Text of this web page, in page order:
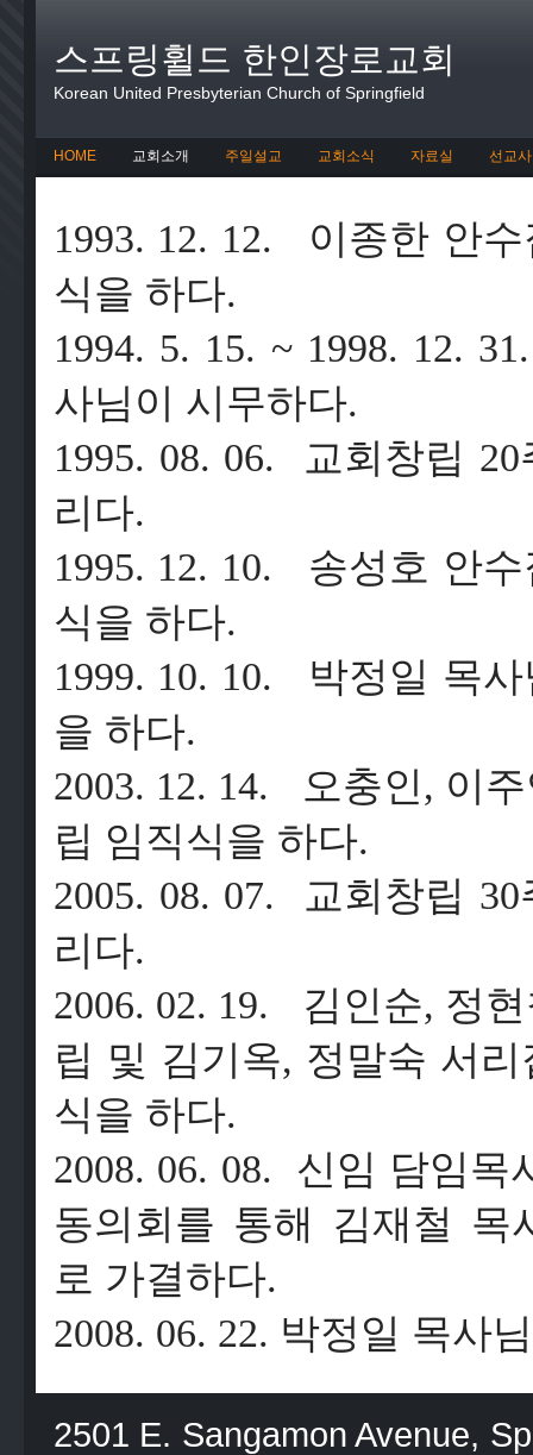
스프링휠드 한인장로교회
Korean United Presbyterian Church of Springfield
HOME 교회소개 주일설교 교회소식 자료실 선교
1993. 12. 12. 이종한 안
식을 하다.
1994. 5. 15. ~ 1998. 12.
사님이
시무하다.
1995. 08. 06.
교회창립 20
리다.
1995. 12. 10. 송성호 안
식을 하다.
1999. 10. 10. 박정일 목
을 하다.
2003. 12. 14.
오충인, 이주
립 임직식을 하다.
2005. 08. 07.
교회창립 30
리다.
2006. 02. 19. 김인순, 정
립 및 김기옥, 정말숙 서리
식을 하다.
2008. 06. 08. 신임 담임목
동의회를 통해 김재철 목
로 가결하다.
2008. 06. 22. 박정일 목사
2501 E. Sangamon Avenue,